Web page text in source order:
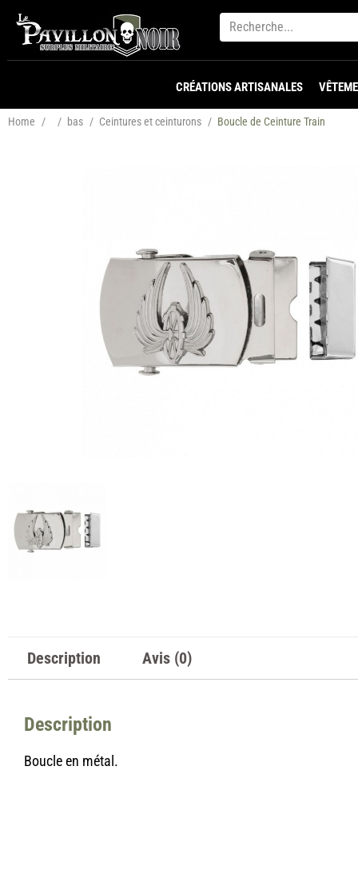
CRÉATIONS ARTISANALES
Home / / bas / Ceintures et ceinturons / Boucle de Ceinture Train
Description Avis (0)
Description
Boucle en métal.